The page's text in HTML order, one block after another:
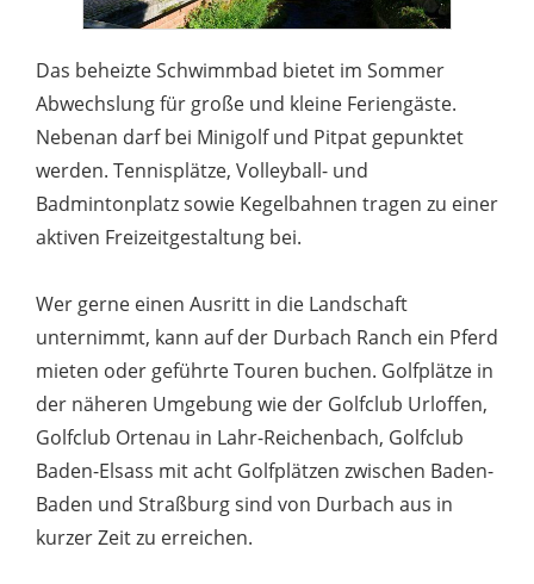
Das beheizte Schwimmbad bietet im Sommer
Abwechslung für große und kleine Feriengäste.
Nebenan darf bei Minigolf und Pitpat gepunktet
werden. Tennisplätze, Volleyball- und
Badmintonplatz sowie Kegelbahnen tragen zu einer
aktiven Freizeitgestaltung bei.
Wer gerne einen Ausritt in die Landschaft
unternimmt, kann auf der Durbach Ranch ein Pferd
mieten oder geführte Touren buchen. Golfplätze in
der näheren Umgebung wie der Golfclub Urloffen,
Golfclub Ortenau in Lahr-Reichenbach, Golfclub
Baden-Elsass mit acht Golfplätzen zwischen Baden-
Baden und Straßburg sind von Durbach aus in
kurzer Zeit zu erreichen.